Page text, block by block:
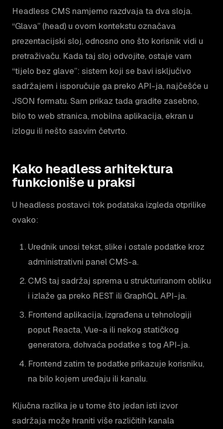
Headless CMS namjerno razdvaja ta dva sloja.
“Glava” (head) u ovom kontekstu označava
prezentacijski sloj, odnosno ono što korisnik vidi u
pretraživaču. Kada taj sloj odvojite, ostaje vam
“tijelo bez glave”: sistem koji se bavi isključivo
sadržajem i isporučuje ga preko API-ja, najčešće u
JSON formatu. Sam prikaz tada gradite zasebno,
bilo to web stranica, mobilna aplikacija, ekran u
izlogu ili nešto sasvim četvrto.
Kako headless arhitektura
funkcioniše u praksi
U headless postavci tok podataka izgleda otprilike
ovako:
Urednik unosi tekst, slike i ostale podatke kroz
administrativni panel CMS-a.
CMS taj sadržaj sprema u strukturiranom obliku
i izlaže ga preko REST ili GraphQL API-ja.
Frontend aplikacija, izgrađena u tehnologiji
poput Reacta, Vue-a ili nekog statičkog
generatora, dohvaća podatke s tog API-ja.
Frontend zatim te podatke prikazuje korisniku,
na bilo kojem uređaju ili kanalu.
Ključna razlika je u tome što jedan isti izvor
sadržaja može hraniti više različitih kanala